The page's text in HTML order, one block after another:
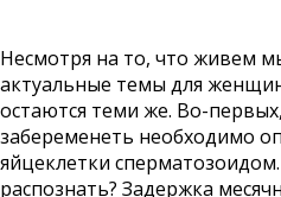
Несмотря на то, что живем
актуальные темы для
остаются теми же. Во-
забеременеть необходимо
яйцеклетки
распознать? Задержка